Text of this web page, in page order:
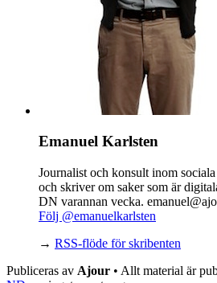
Emanuel Karlsten
Journalist och konsult inom
och skriver om saker som är
DN varannan vecka.
Följ @emanuelkarlsten
→ RSS-flöde för skribenten
Publiceras av Ajour • Allt material är